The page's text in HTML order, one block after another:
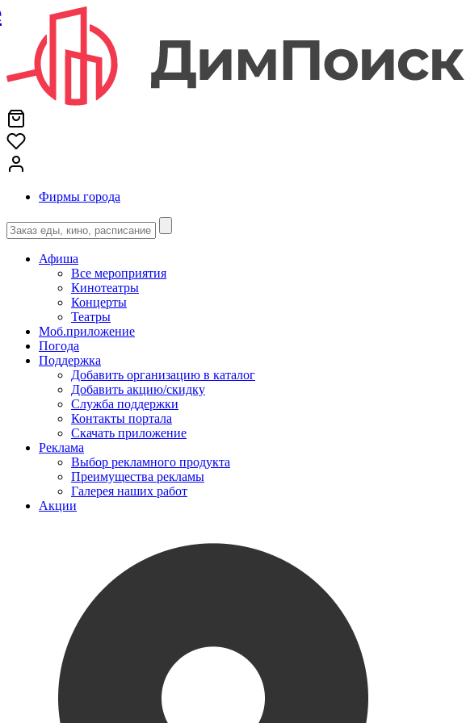
Фирмы города
Афиша
Все мероприятия
Кинотеатры
Концерты
Театры
Моб.приложение
Погода
Поддержка
Добавить организацию в каталог
Добавить акцию/скидку
Служба поддержки
Контакты портала
Скачать приложение
Реклама
Выбор рекламного продукта
Преимущества рекламы
Галерея наших работ
Акции